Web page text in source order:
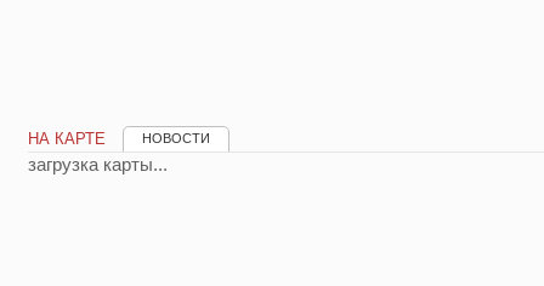
НА КАРТЕ НОВОСТИ
загрузка карты...